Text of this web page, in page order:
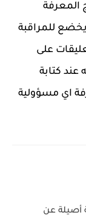
المعرفة
للمراقبة
على
كتابة
اي مسؤولية
أصيلة عن